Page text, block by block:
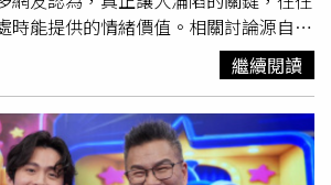
時能提供的情緒價值。相關討論源自
文者表示，身邊一名男性友人現年37
、事業有成，年收入更接近500萬元，
，身旁一直不缺20歲出頭的女性主動接
卻因婚內出軌被抓包，最令他意外的
名41歲女子，比男方年長4歲，也比元
繼續閱讀